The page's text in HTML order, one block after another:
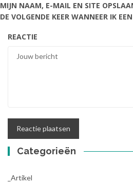
MIJN NAAM, E-MAIL EN SITE
DE VOLGENDE KEER WANNEER IK
REACTIE
Categorieën
_Artikel